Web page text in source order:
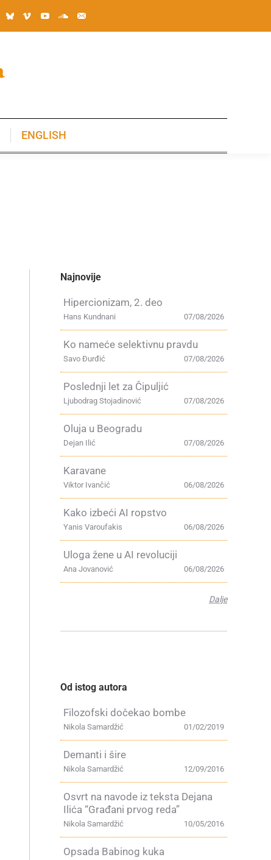
ENGLISH
Najnovije
Hipercionizam, 2. deo
07/08/2026
Hans Kundnani
Ko nameće selektivnu pravdu
07/08/2026
Savo Đurđić
Poslednji let za Čipuljić
07/08/2026
Ljubodrag Stojadinović
Oluja u Beogradu
07/08/2026
Dejan Ilić
Karavane
06/08/2026
Viktor Ivančić
Kako izbeći AI ropstvo
06/08/2026
Yanis Varoufakis
Uloga žene u AI revoluciji
06/08/2026
Ana Jovanović
Dalje
Od istog autora
Filozofski dočekao bombe
01/02/2019
Nikola Samardžić
Demanti i šire
12/09/2016
Nikola Samardžić
Osvrt na navode iz teksta Dejana
Ilića “Građani prvog reda”
10/05/2016
Nikola Samardžić
Opsada Babinog kuka
ENGLISH